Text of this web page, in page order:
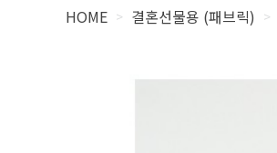
HOME > 결혼선물용 (패브릭) >